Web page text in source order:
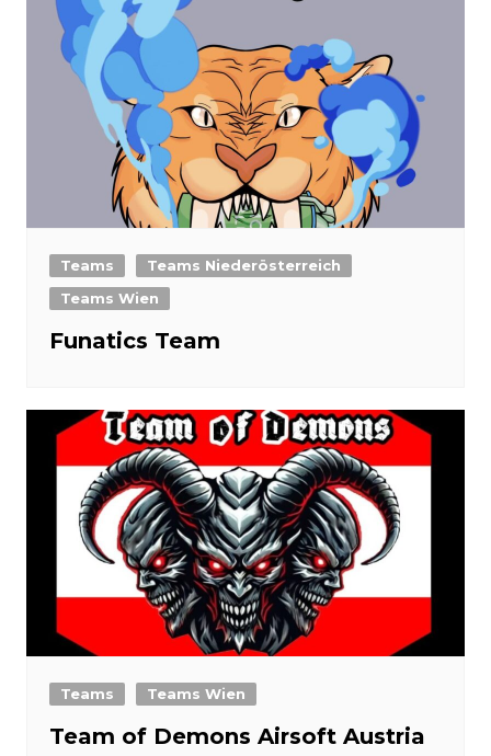
Teams
Teams Niederösterreich
Teams Wien
Funatics Team
Teams Teams Wien
Team of Demons Airsoft Austria